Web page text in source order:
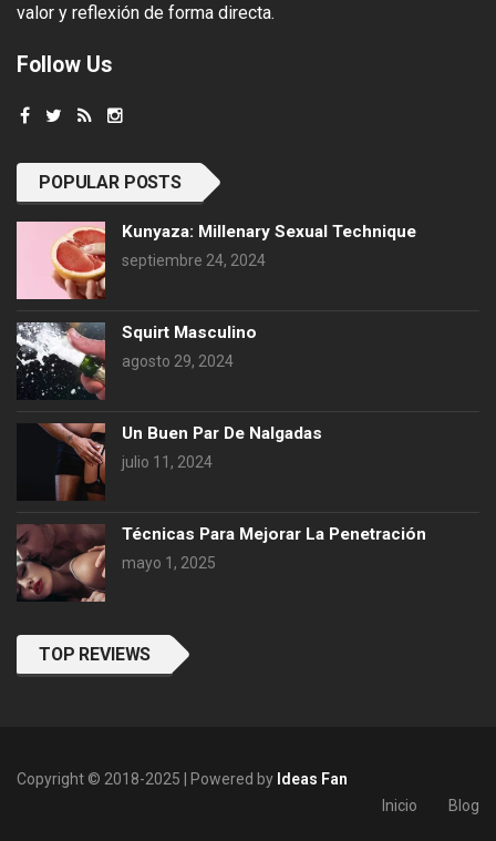
valor y reflexión de forma directa.
Follow Us
POPULAR POSTS
Kunyaza: Millenary Sexual Technique
septiembre 24, 2024
Squirt Masculino
agosto 29, 2024
Un Buen Par De Nalgadas
julio 11, 2024
Técnicas Para Mejorar La Penetración
mayo 1, 2025
TOP REVIEWS
Copyright © 2018-2025 | Powered by Ideas Fan
Inicio
Blog